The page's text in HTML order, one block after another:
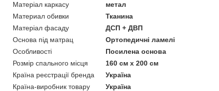
Матеріал каркасу
метал
Материал обивки
Тканина
Матеріал фасаду
ДСП + ДВП
Основа під матрац
Ортопедичні ламелі
Особливості
Посилена основа
Розмір спального місця
160 см х 200 см
Країна реєстрації бренда
Україна
Країна-виробник товару
Україна